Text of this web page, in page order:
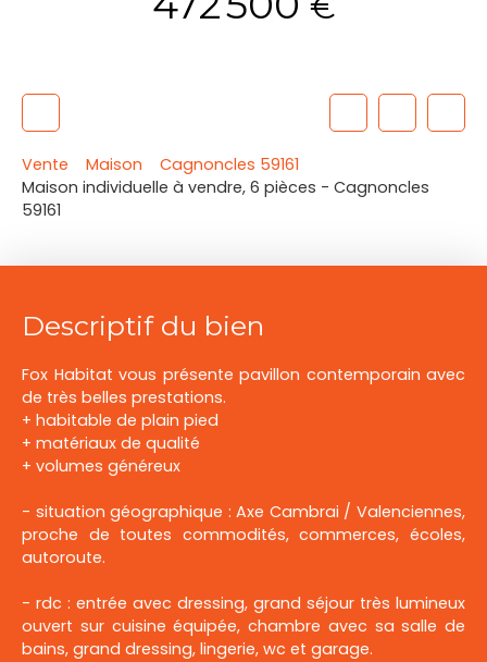
Vente Maison
Cagnoncles 59161
Maison individuelle à vendre, 6 pièces - Cagnoncles
59161
Descriptif du bien
Fox Habitat vous présente pavillon contemporain avec
de très belles prestations.
+ habitable de plain pied
+ matériaux de qualité
+ volumes généreux
- situation géographique : Axe Cambrai / Valenciennes,
proche de toutes commodités, commerces, écoles,
autoroute.
- rdc : entrée avec dressing, grand séjour très lumineux
ouvert sur cuisine équipée, chambre avec sa salle de
bains, grand dressing, lingerie, wc et garage.